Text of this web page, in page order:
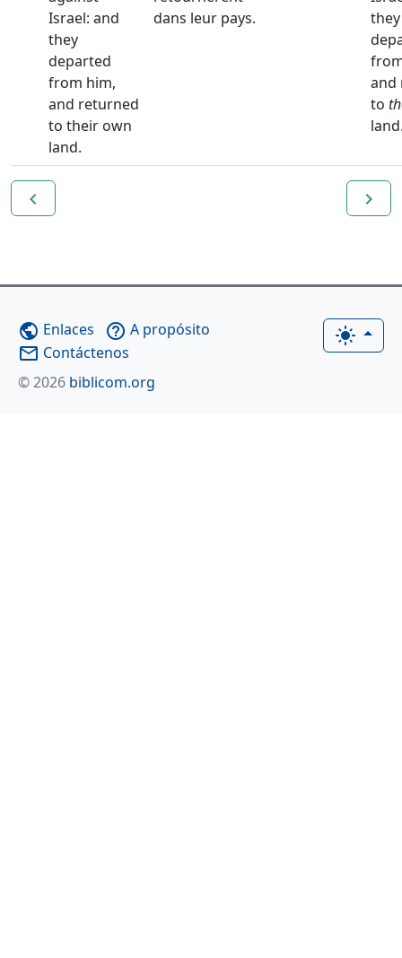
Israel: and
they
departed
from him,
and returned
to their own
land.
dans leur pays.
they
and
to
navigate_before navigate_next
light_mode
public Enlaces help_outline A propósito
mail_outline Contáctenos
© 2026 biblicom.org